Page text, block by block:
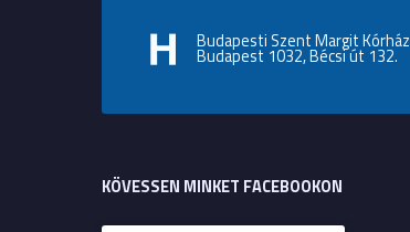
Budapesti Szent Margit Kórház
Budapest 1032, Bécsi út 132.
KÖVESSEN MINKET FACEBOOKON